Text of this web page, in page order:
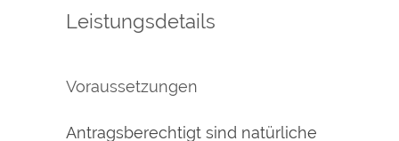
Leistungsdetails
Voraussetzungen
Antragsberechtigt sind natürliche